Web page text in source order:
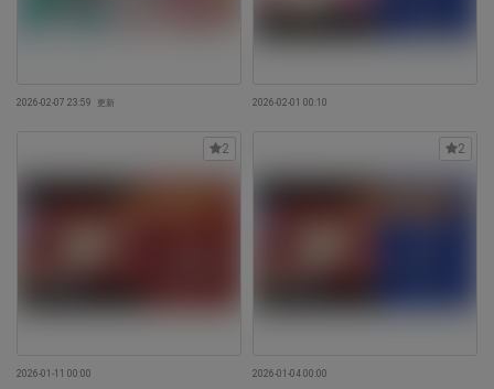
2026-02-07 23:59 更新 2026-02-01 00:10
2026-01-11 00:00
2
2026-01-04 00:00
2